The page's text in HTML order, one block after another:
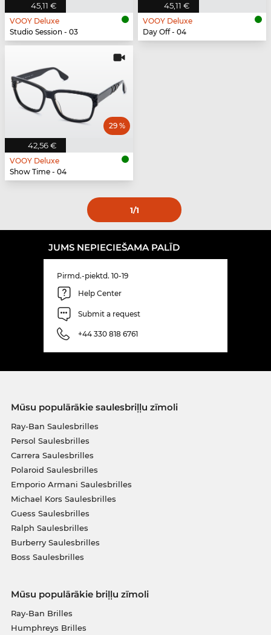
45,11 €
VOOY Deluxe
Studio Session - 03
45,11 €
VOOY Deluxe
Day Off - 04
42,56 €
29 %
VOOY Deluxe
Show Time - 04
1/1
JUMS NEPIECIEŠAMA PALĪD
Pirmd.-piektd. 10-19
Help Center
Submit a request
+44 330 818 6761
Mūsu populārākie saulesbriļļu zīmoli
Ray-Ban Saulesbrilles
Persol Saulesbrilles
Carrera Saulesbrilles
Polaroid Saulesbrilles
Emporio Armani Saulesbrilles
Michael Kors Saulesbrilles
Guess Saulesbrilles
Ralph Saulesbrilles
Burberry Saulesbrilles
Boss Saulesbrilles
Mūsu populārākie briļļu zīmoli
Ray-Ban Brilles
Humphreys Brilles